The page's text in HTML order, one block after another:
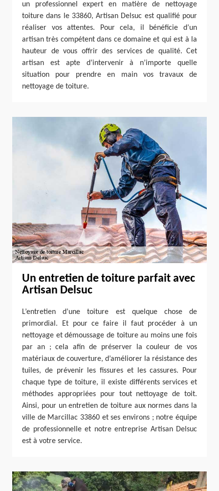
un professionnel expert en matière de nettoyage
toiture dans le 33860, Artisan Delsuc est qualifié pour
réaliser vos attentes. Pour cela, il bénéficie d’un
artisan très compétent dans ce domaine et qui est à la
hauteur de vous offrir des services de qualité. Cet
artisan est apte d’intervenir à n’importe quelle
situation pour prendre en main vos travaux de
nettoyage de toiture.
Un entretien de toiture parfait avec
Artisan Delsuc
L’entretien d’une toiture est quelque chose de
primordial. Et pour ce faire il faut procéder à un
nettoyage et démoussage de toiture au moins une fois
par an ; cela afin de préserver la couleur de vos
matériaux de couverture, d’améliorer la résistance des
tuiles, de prévenir les fissures et les cassures. Pour
chaque type de toiture, il existe différents services et
méthodes appropriées pour tout nettoyage de toit.
Ainsi, pour un entretien de toiture aux normes dans la
ville de Marcillac 33860 et ses environs ; notre équipe
de professionnelle et notre entreprise Artisan Delsuc
est à votre service.